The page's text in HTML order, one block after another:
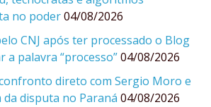
no poder 04/08/2026
CNJ após ter processado o Blog
a palavra “processo” 04/08/2026
direto com Sergio Moro e
disputa no Paraná 04/08/2026